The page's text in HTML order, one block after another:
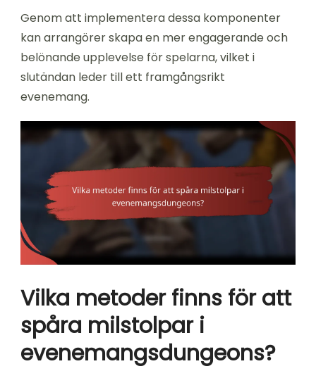
Genom att implementera dessa komponenter
kan arrangörer skapa en mer engagerande och
belönande upplevelse för spelarna, vilket i
slutändan leder till ett framgångsrikt
evenemang.
Vilka metoder finns för att
spåra milstolpar i
evenemangsdungeons?